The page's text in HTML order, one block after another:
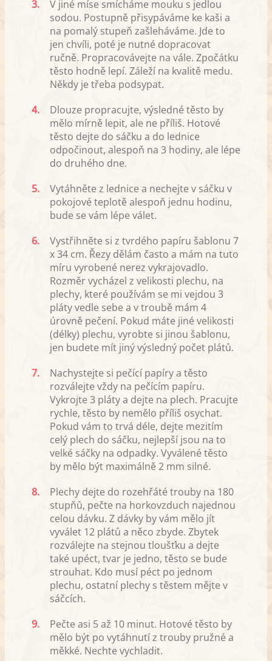
3.
V jiné míse smícháme mouku s jedlou
sodou. Postupně přisypáváme ke kaši a
na pomalý stupeň zašleháváme. Jde to
jen chvíli, poté je nutné dopracovat
ručně. Propracovávejte na vále. Zpočátku
těsto hodně lepí. Záleží na kvalitě medu.
Někdy je třeba podsypat.
4.
Dlouze propracujte, výsledné těsto by
mělo mírně lepit, ale ne příliš. Hotové
těsto dejte do sáčku a do lednice
odpočinout, alespoň na 3 hodiny, ale lépe
do druhého dne.
5.
Vytáhněte z lednice a nechejte v sáčku v
pokojové teplotě alespoň jednu hodinu,
bude se vám lépe válet.
6.
Vystřihněte si z tvrdého papíru šablonu 7
x 34 cm. Řezy dělám často a mám na tuto
míru vyrobené nerez vykrajovadlo.
Rozměr vycházel z velikosti plechu, na
plechy, které používám se mi vejdou 3
pláty vedle sebe a v troubě mám 4
úrovně pečení. Pokud máte jiné velikosti
(délky) plechu, vyrobte si jinou šablonu,
jen budete mít jiný výsledný počet plátů.
7.
Nachystejte si pečící papíry a těsto
rozválejte vždy na pečícím papíru.
Vykrojte 3 pláty a dejte na plech. Pracujte
rychle, těsto by nemělo příliš osychat.
Pokud vám to trvá déle, dejte mezitím
celý plech do sáčku, nejlepší jsou na to
velké sáčky na odpadky. Vyválené těsto
by mělo být maximálně 2 mm silné.
8.
Plechy dejte do rozehřáté trouby na 180
stupňů, pečte na horkovzduch najednou
celou dávku. Z dávky by vám mělo jít
vyválet 12 plátů a něco zbyde. Zbytek
rozválejte na stejnou tloušťku a dejte
také upéct, tvar je jedno, těsto se bude
strouhat. Kdo musí péct po jednom
plechu, ostatní plechy s těstem mějte v
sáčcích.
9.
Pečte asi 5 až 10 minut. Hotové těsto by
mělo být po vytáhnutí z trouby pružné a
měkké. Nechte vychladit.